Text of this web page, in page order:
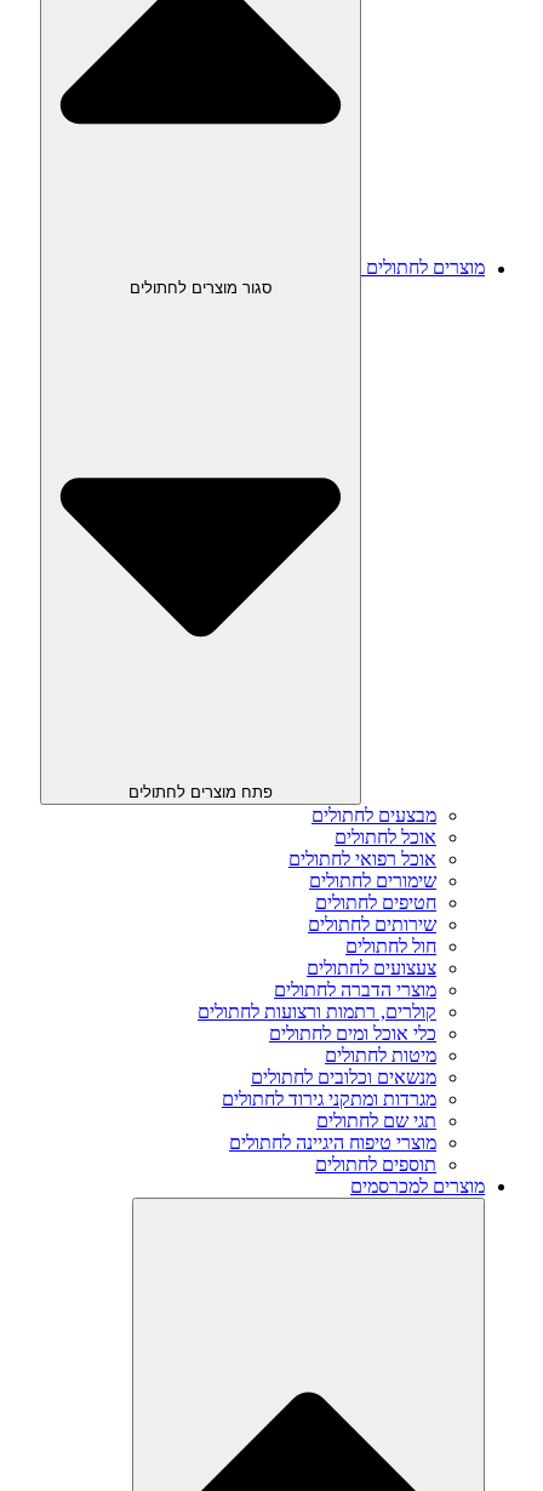
מוצרים לחתולים
סגור מוצרים לחתולים
פתח מוצרים לחתולים
מבצעים לחתולים
אוכל לחתולים
אוכל רפואי לחתולים
שימורים לחתולים
חטיפים לחתולים
שירותים לחתולים
חול לחתולים
צעצועים לחתולים
מוצרי הדברה לחתולים
קולרים, רתמות ורצועות לחתולים
כלי אוכל ומים לחתולים
מיטות לחתולים
מנשאים וכלובים לחתולים
מגרדות ומתקני גירוד לחתולים
תגי שם לחתולים
מוצרי טיפוח היגיינה לחתולים
תוספים לחתולים
מוצרים למכרסמים